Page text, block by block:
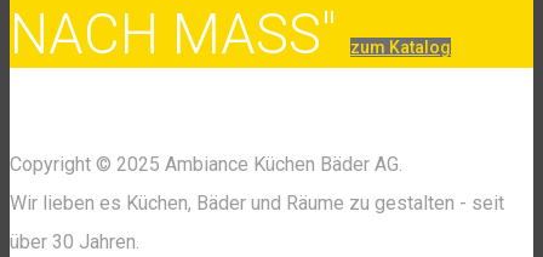
NACH MASS"
zum Katalog
Copyright © 2025 Ambiance Küchen Bäder AG.
Wir lieben es Küchen, Bäder und Räume zu gestalten - seit
über 30 Jahren.